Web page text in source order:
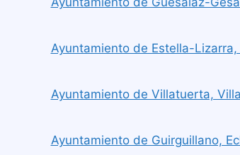
Ayuntamiento de Estella-Lizarra,
Ayuntamiento de Villatuerta,
Ayuntamiento de Guirguillano,